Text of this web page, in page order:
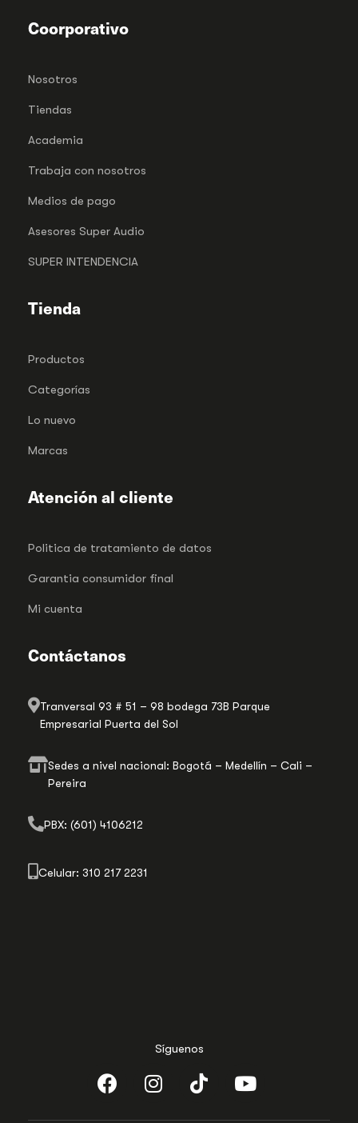
Síguenos
Coorporativo
Nosotros
Tiendas
Academia
Trabaja con nosotros
Medios de pago
Asesores Super Audio
SUPER INTENDENCIA
Tienda
Productos
Categorías
Lo nuevo
Marcas
Atención al cliente
Politica de tratamiento de datos
Garantia consumidor final
Mi cuenta
Contáctanos
Tranversal 93 # 51 – 98 bodega 73B Parque
Empresarial Puerta del Sol
Sedes a nivel nacional: Bogotá – Medellín – Cali –
Pereira
PBX: (601) 4106212
Celular: 310 217 2231